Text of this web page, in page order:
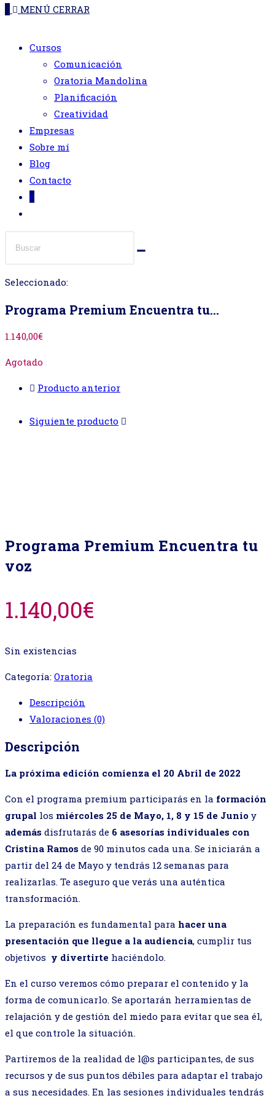
DE
LA
webMENÚ CERRAR
Cursos
Comunicación
Oratoria Mandolina
Planificación
Creatividad
Empresas
Sobre mí
Blog
Contacto
0
de
web
Seleccionado:
Programa Premium Encuentra tu…
1.140,00€
Agotado
Producto anterior
Siguiente producto
Programa Premium Encuentra tu
voz
1.140,00€
Sin existencias
Categoría: Oratoria
Descripción
Valoraciones (0)
Descripción
La próxima edición comienza el 20 Abril de 2022
Con el programa premium participarás en la formación
grupal los miércoles 25 de Mayo, 1, 8 y 15 de Junio y
además disfrutarás de 6 asesorías individuales con
Cristina Ramos de 90 minutos cada una. Se iniciarán a
partir del 24 de Mayo y tendrás 12 semanas para
realizarlas. Te aseguro que verás una auténtica
transformación.
La preparación es fundamental para hacer una
presentación que llegue a la audiencia, cumplir tus
objetivos y divertirte haciéndolo.
En el curso veremos cómo preparar el contenido y la
forma de comunicarlo. Se aportarán herramientas de
relajación y de gestión del miedo para evitar que sea él,
el que controle la situación.
Partiremos de la realidad de l@s participantes, de sus
recursos y de sus puntos débiles para adaptar el trabajo
a sus necesidades. En las sesiones individuales tendrás